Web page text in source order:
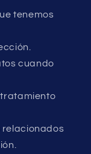
tenemos
cuando
relacionados